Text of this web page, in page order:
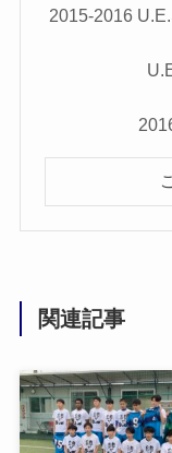
2015-2016
U.E.Sant
関連記事